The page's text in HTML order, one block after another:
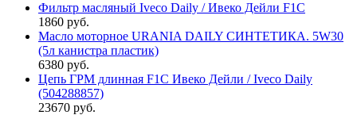
Фильтр масляный Iveco Daily / Ивеко Дейли F1C
1860 руб.
Масло моторное URANIA DAILY СИНТЕТИКА. 5W30
(5л канистра пластик)
6380 руб.
Цепь ГРМ длинная F1C Ивеко Дейли / Iveco Daily
(504288857)
23670 руб.